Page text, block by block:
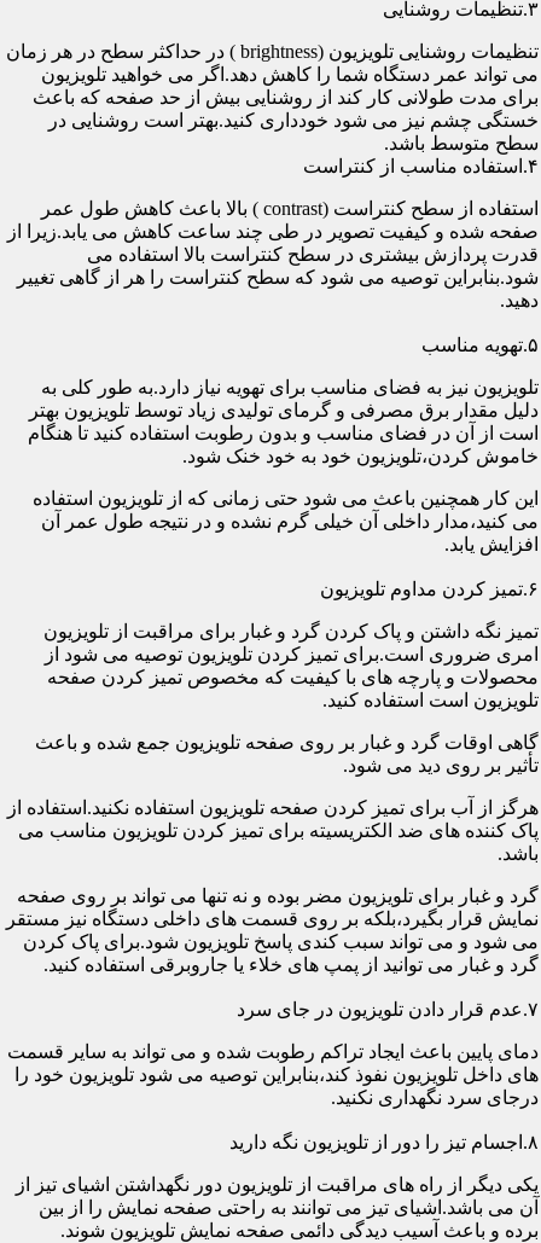
۳.تنظیمات روشنایی
تنظیمات روشنایی تلویزیون (brightness ) در حداکثر سطح در هر زمان
می تواند عمر دستگاه شما را کاهش دهد.اگر می خواهید تلویزیون
برای مدت طولانی کار کند از روشنایی بیش از حد صفحه که باعث
خستگی چشم نیز می شود خودداری کنید.بهتر است روشنایی در
سطح متوسط باشد.
۴.استفاده مناسب از کنتراست
استفاده از سطح کنتراست (contrast ) بالا باعث کاهش طول عمر
صفحه شده و کیفیت تصویر در طی چند ساعت کاهش می یابد.زیرا از
قدرت پردازش بیشتری در سطح کنتراست بالا استفاده می
شود.بنابراین توصیه می شود که سطح کنتراست را هر از گاهی تغییر
دهید.
۵.تهویه مناسب
تلویزیون نیز به فضای مناسب برای تهویه نیاز دارد.به طور کلی به
دلیل مقدار برق مصرفی و گرمای تولیدی زیاد توسط تلویزیون بهتر
است از آن در فضای مناسب و بدون رطوبت استفاده کنید تا هنگام
خاموش کردن،تلویزیون خود به خود خنک شود.
این کار همچنین باعث می شود حتی زمانی که از تلویزیون استفاده
می کنید،مدار داخلی آن خیلی گرم نشده و در نتیجه طول عمر آن
افزایش یابد.
۶.تمیز کردن مداوم تلویزیون
تمیز نگه داشتن و پاک کردن گرد و غبار برای مراقبت از تلویزیون
امری ضروری است.برای تمیز کردن تلویزیون توصیه می شود از
محصولات و پارچه های با کیفیت که مخصوص تمیز کردن صفحه
تلویزیون است استفاده کنید.
گاهی اوقات گرد و غبار بر روی صفحه تلویزیون جمع شده و باعث
تأثیر بر روی دید می شود.
هرگز از آب برای تمیز کردن صفحه تلویزیون استفاده نکنید.استفاده از
پاک کننده های ضد الکتریسیته برای تمیز کردن تلویزیون مناسب می
باشد.
گرد و غبار برای تلویزیون مضر بوده و نه تنها می تواند بر روی صفحه
نمایش قرار بگیرد،بلکه بر روی قسمت های داخلی دستگاه نیز مستقر
می شود و می تواند سبب کندی پاسخ تلویزیون شود.برای پاک کردن
گرد و غبار می توانید از پمپ های خلاء یا جاروبرقی استفاده کنید.
۷.عدم قرار دادن تلویزیون در جای سرد
دمای پایین باعث ایجاد تراکم رطوبت شده و می تواند به سایر قسمت
های داخل تلویزیون نفوذ کند،بنابراین توصیه می شود تلویزیون خود را
درجای سرد نگهداری نکنید.
۸.اجسام تیز را دور از تلویزیون نگه دارید
یکی دیگر از راه های مراقبت از تلویزیون دور نگهداشتن اشیای تیز از
آن می باشد.اشیای تیز می توانند به راحتی صفحه نمایش را از بین
برده و باعث آسیب دیدگی دائمی صفحه نمایش تلویزیون شوند.